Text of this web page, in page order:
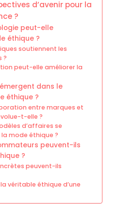
d’avenir pour la
?
peut-elle
éthique ?
soutiennent les
?
peut-elle améliorer la
dans le
éthique ?
entre marques et
t-elle ?
d’affaires se
mode éthique ?
peuvent-ils
?
peuvent-ils
véritable éthique d’une